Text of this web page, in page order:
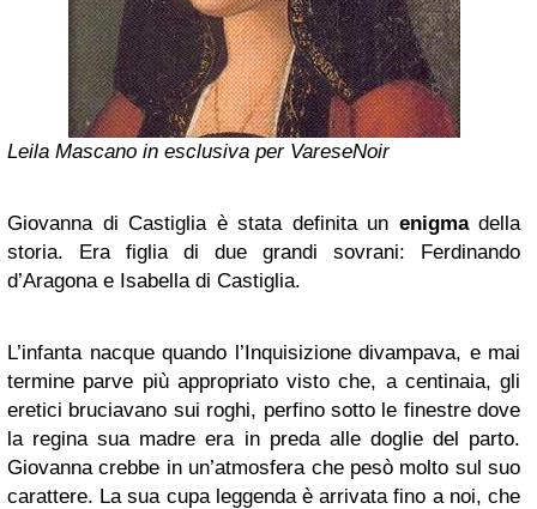
Leila Mascano in esclusiva per VareseNoir
Giovanna di Castiglia è stata definita un enigmadella
storia. Era figlia di due grandi sovrani: Ferdinando
d’Aragona e Isabella di Castiglia.
L’infanta nacque quando l’Inquisizione divampava, e mai
termine parve più appropriato visto che, a centinaia, gli
eretici bruciavano sui roghi, perfino sotto le finestre dove
la regina sua madre era in preda alle doglie del parto.
Giovanna crebbe in un’atmosfera che pesò molto sul suo
carattere. La sua cupa leggenda è arrivata fino a noi, che